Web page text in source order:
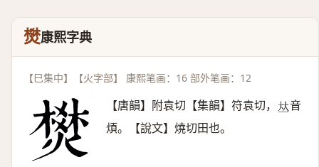
燓康熙字典
【巳集中】【火字部】 康熙笔画：16 部外笔画：12
【唐韻】附袁切【集韻】符袁切， 𠀤音
煩。【說文】燒切田也。